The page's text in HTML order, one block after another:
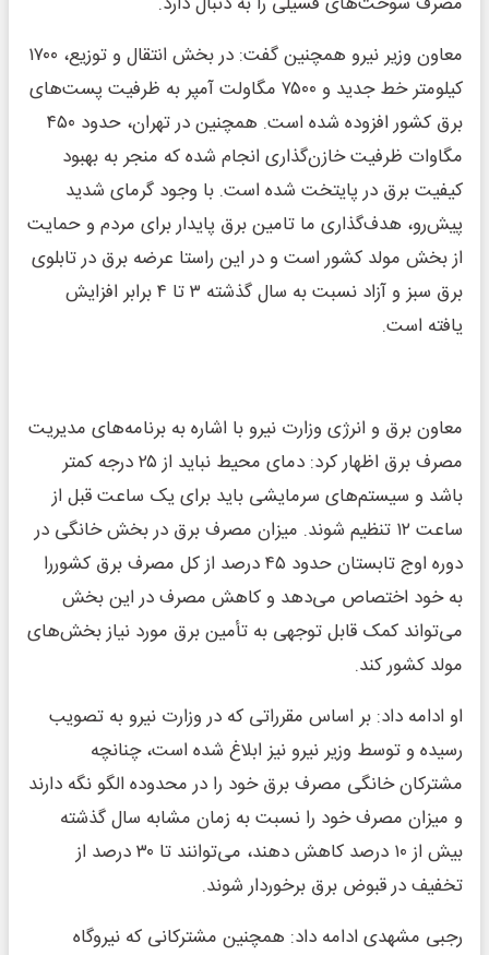
معاون وزیر نیرو همچنین گفت: در بخش انتقال و توزیع، ۱۷۰۰
کیلومتر خط جدید و ۷۵۰۰ مگاولت آمپر به ظرفیت پست‌های
برق کشور افزوده شده است. همچنین در تهران، حدود ۴۵۰
مگاوات ظرفیت خازن‌گذاری انجام شده که منجر به بهبود
کیفیت برق در پایتخت شده است. با وجود گرمای شدید
پیش‌رو، هدف‌گذاری ما تامین برق پایدار برای مردم و حمایت
از بخش مولد کشور است و در این راستا عرضه برق در تابلوی
برق سبز و آزاد نسبت به سال گذشته ۳ تا ۴ برابر افزایش
یافته است.
معاون برق و انرژی وزارت نیرو با اشاره به برنامه‌های مدیریت
مصرف برق اظهار کرد: دمای محیط نباید از ۲۵ درجه کمتر
باشد و سیستم‌های سرمایشی باید برای یک ساعت قبل از
ساعت ۱۲ تنظیم شوند. میزان مصرف برق در بخش خانگی در
دوره اوج تابستان حدود ۴۵ درصد از کل مصرف برق کشوررا
به خود اختصاص می‌دهد و کاهش مصرف در این بخش
می‌تواند کمک قابل توجهی به تأمین برق مورد نیاز بخش‌های
مولد کشور کند.
او ادامه داد: بر اساس مقرراتی که در وزارت نیرو به تصویب
رسیده و توسط وزیر نیرو نیز ابلاغ شده است، چنانچه
مشترکان خانگی مصرف برق خود را در محدوده الگو نگه دارند
و میزان مصرف خود را نسبت به زمان مشابه سال گذشته
بیش از ۱۰ درصد کاهش دهند، می‌توانند تا ۳۰ درصد از
تخفیف در قبوض برق برخوردار شوند.
رجبی مشهدی ادامه داد: همچنین مشترکانی که نیروگاه